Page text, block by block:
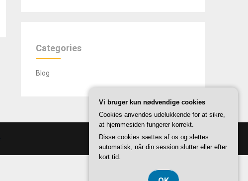
Categories
Blog
Vi bruger kun nødvendige cookies
Cookies anvendes udelukkende for at sikre,
at hjemmesiden fungerer korrekt.
Disse cookies sættes af os og slettes
automatisk, når din session slutter eller efter
kort tid.